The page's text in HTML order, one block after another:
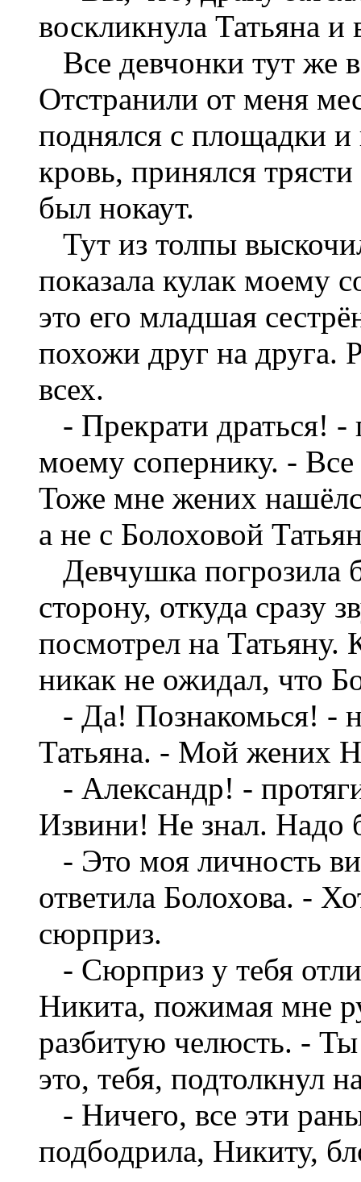
воскликнула Татьяна
Все девчонки тут же
Отстранили от меня
поднялся с площадки и
кровь, принялся
был нокаут.
Тут из толпы
показала кулак моему
это его младшая
похожи друг на друга.
всех.
- Прекрати драться! -
моему сопернику. - Все
Тоже мне жених
а не с Болоховой
Девчушка погрозила
сторону, откуда сразу
посмотрел на Татьяну.
никак не ожидал, что
- Да! Познакомься! -
Татьяна. - Мой жених
- Александр! -
Извини! Не знал. Надо
- Это моя личность
ответила Болохова. -
сюрприз.
- Сюрприз у тебя
Никита, пожимая мне
разбитую челюсть. -
это, тебя, подтолкнул
- Ничего, все эти
подбодрила, Никиту,